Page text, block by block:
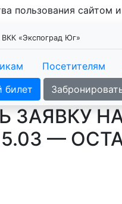
пользования сайтом
«Экспоград Юг»
Посетителям
билет
ЗАЯВКУ
—